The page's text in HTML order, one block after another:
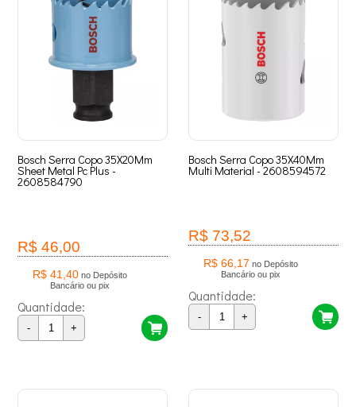
Bosch Serra Copo 35X20Mm
Sheet Metal Pc Plus -
2608584790
R$ 46,00
R$ 41,40 no Depósito
Bancário ou pix
Quantidade:
- +
Bosch Serra Copo 35X40Mm
Multi Material - 2608594572
R$ 73,52
R$ 66,17 no Depósito
Bancário ou pix
Quantidade:
- +